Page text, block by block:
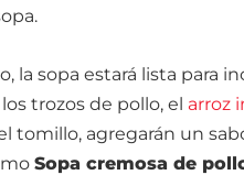
la sopa estará lista para
trozos de pollo, el arroz
tomillo, agregarán un
Sopa cremosa de